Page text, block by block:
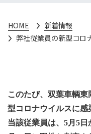
HOME
新着情報
弊社従業員の新型コロ
このたび、双葉車輌
型コロナウイルスに感
当該従業員は、5月5